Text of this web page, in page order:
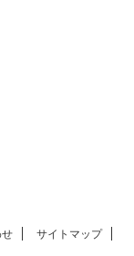
サイトマップ